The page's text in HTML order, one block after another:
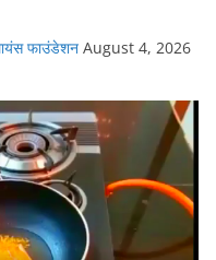
फाउंडेशन August 4, 2026